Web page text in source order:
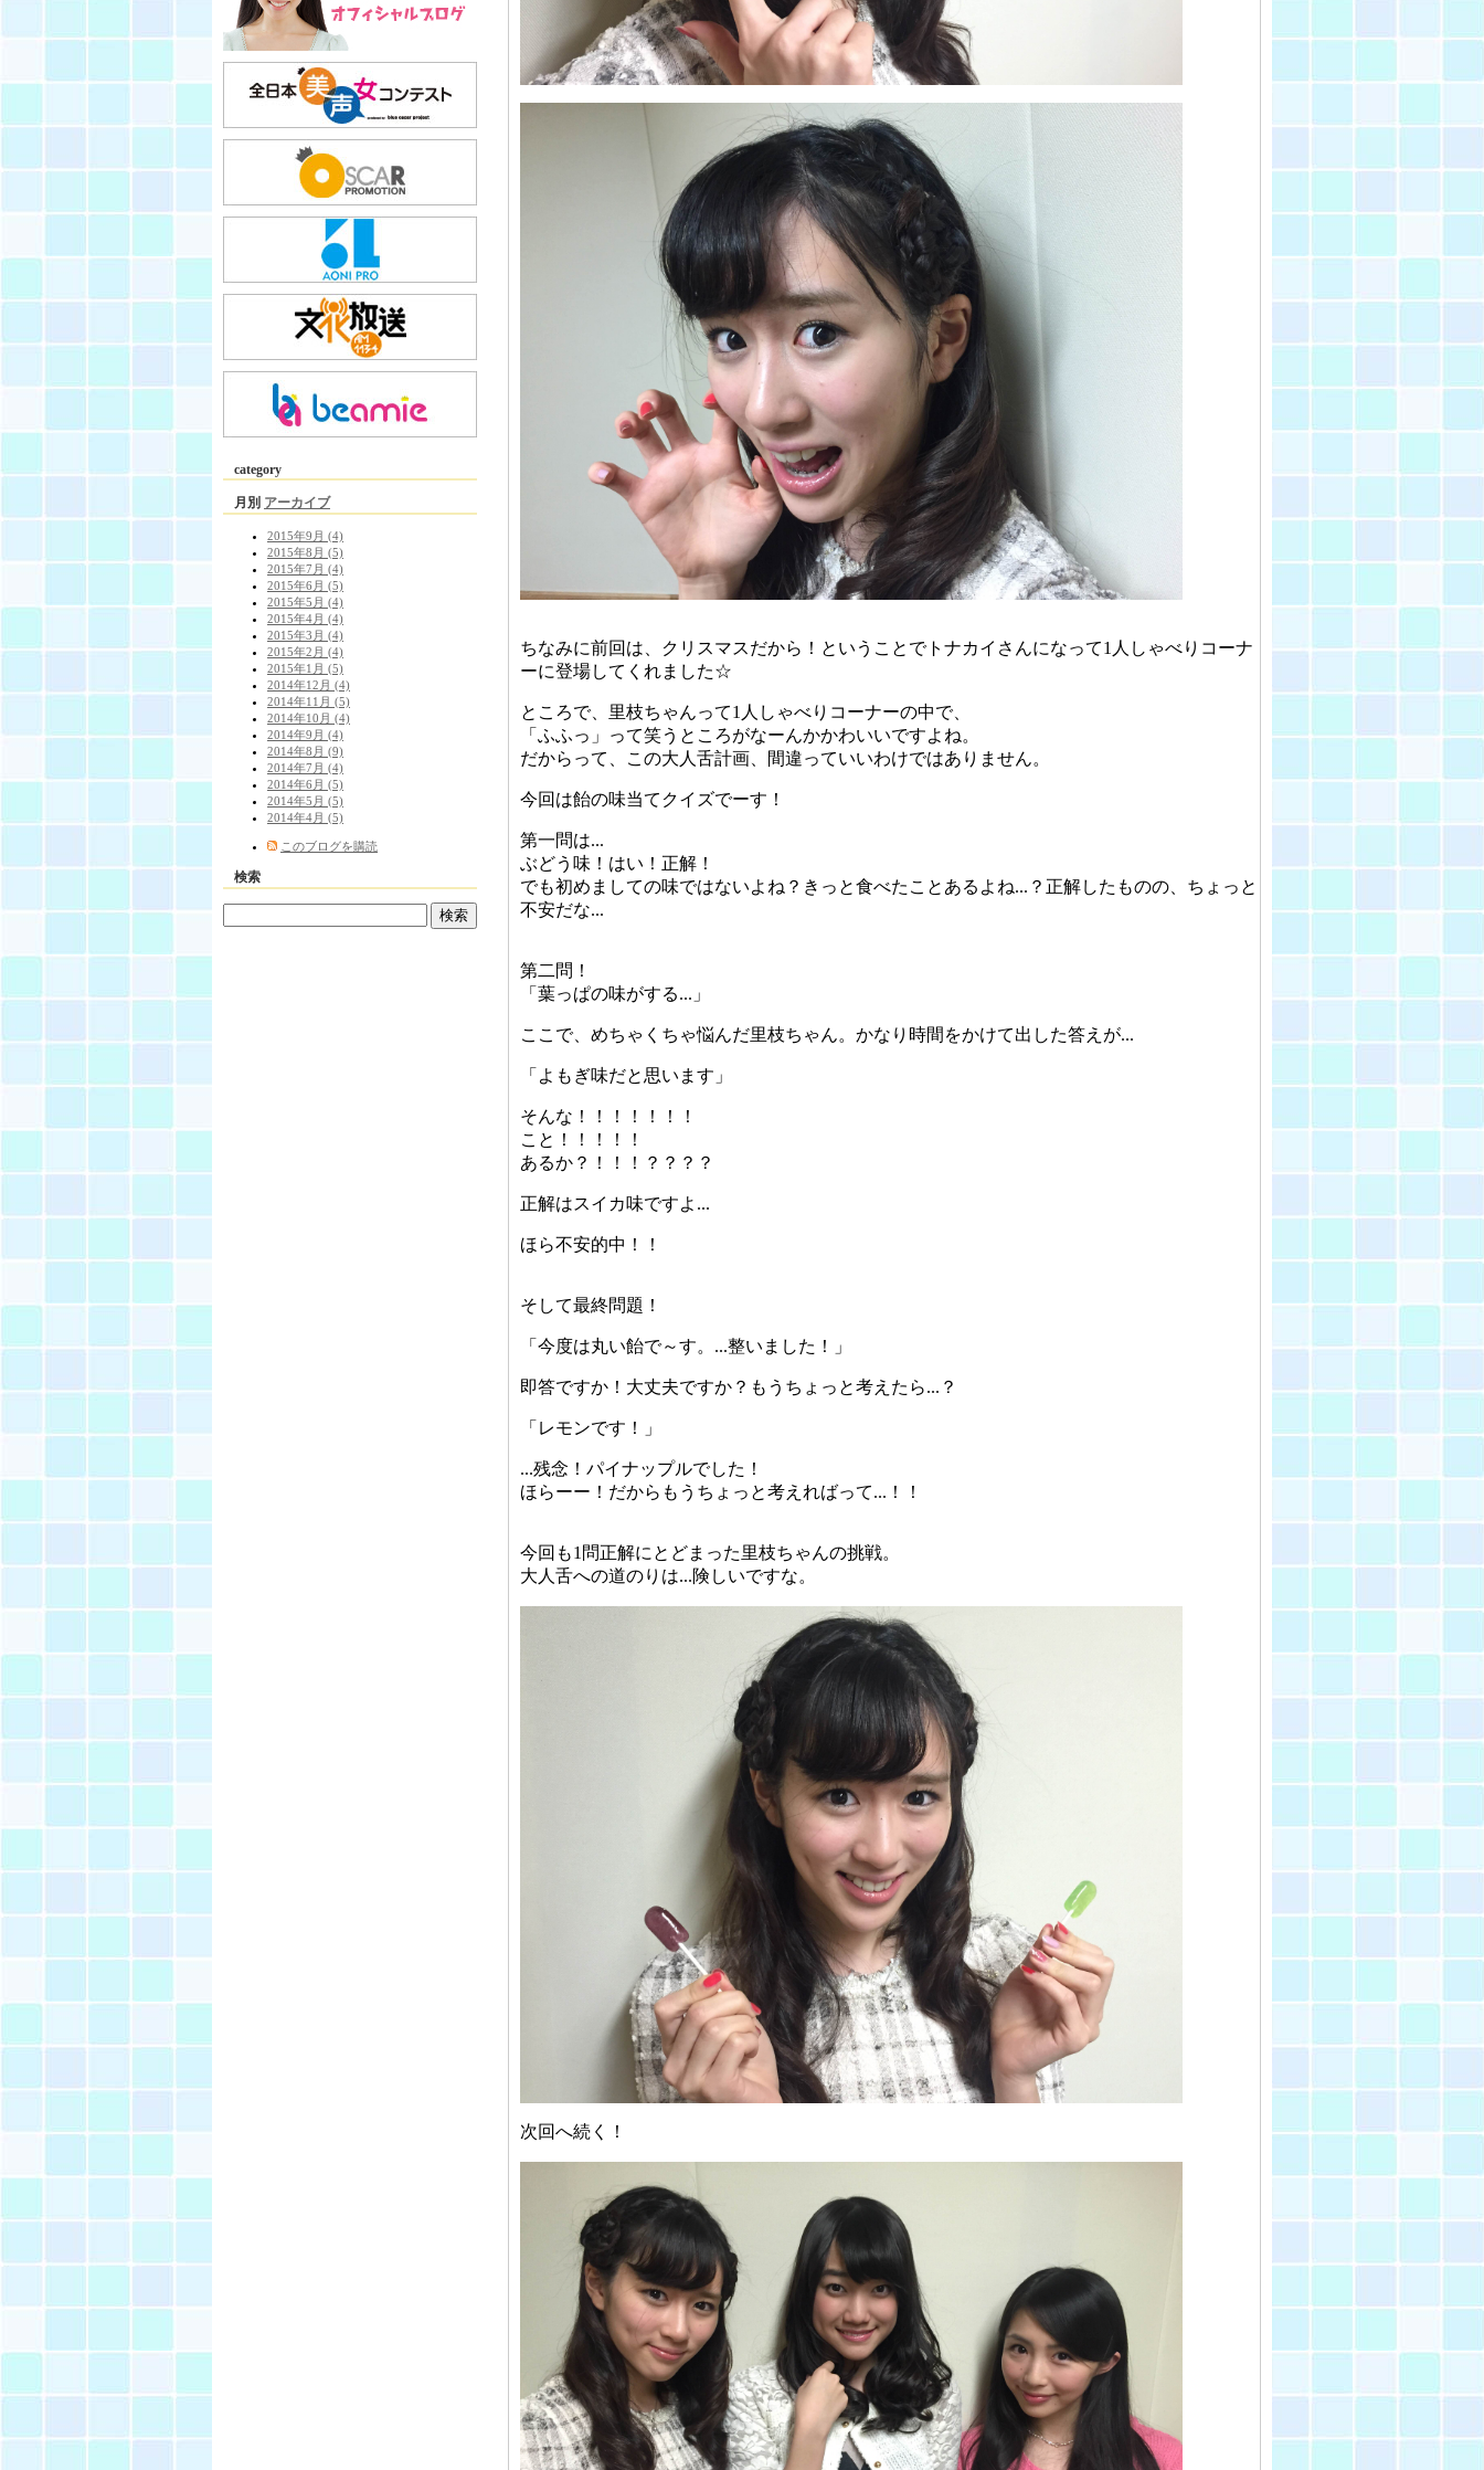
ちなみに前回は、クリスマスだから！ということでトナカイさんになって1人しゃべりコーナ
ーに登場してくれました☆
ところで、里枝ちゃんって1人しゃべりコーナーの中で、
「ふふっ」って笑うところがなーんかかわいいですよね。
だからって、この大人舌計画、間違っていいわけではありません。
今回は飴の味当てクイズでーす！
第一問は...
ぶどう味！はい！正解！
でも初めましての味ではないよね？きっと食べたことあるよね...？正解したものの、ちょっと
不安だな...
第二問！
「葉っぱの味がする...」
ここで、めちゃくちゃ悩んだ里枝ちゃん。かなり時間をかけて出した答えが...
「よもぎ味だと思います」
そんな！！！！！！！
こと！！！！！
あるか？！！！？？？？
正解はスイカ味ですよ...
ほら不安的中！！
そして最終問題！
「今度は丸い飴で～す。...整いました！」
即答ですか！大丈夫ですか？もうちょっと考えたら...？
「レモンです！」
...残念！パイナップルでした！
ほらーー！だからもうちょっと考えればって...！！
今回も1問正解にとどまった里枝ちゃんの挑戦。
大人舌への道のりは...険しいですな。
次回へ続く！
category
月別 アーカイブ
2015年9月 (4)
2015年8月 (5)
2015年7月 (4)
2015年6月 (5)
2015年5月 (4)
2015年4月 (4)
2015年3月 (4)
2015年2月 (4)
2015年1月 (5)
2014年12月 (4)
2014年11月 (5)
2014年10月 (4)
2014年9月 (4)
2014年8月 (9)
2014年7月 (4)
2014年6月 (5)
2014年5月 (5)
2014年4月 (5)
このブログを購読
検索